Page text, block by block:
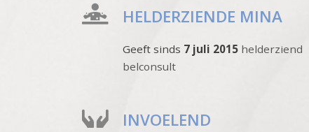
HELDERZIENDE MINA
Geeft sinds 7 juli 2015 helderziend
belconsult
INVOELEND